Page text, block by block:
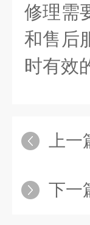
修理需
和售后
时有效
上一
下一